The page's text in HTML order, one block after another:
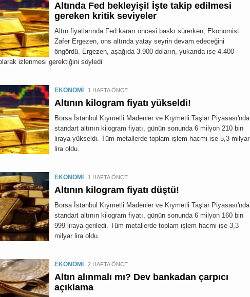
Altında Fed bekleyişi! İşte takip edilmesi
gereken kritik seviyeler
Altın fiyatlarında Fed kararı öncesi baskı sürerken, Ekonomist
Zafer Ergezen, ons altında yatay seyrin devam edeceğini
öngördü. Ergezen, aşağıda 3.900 doların, yukarıda ise 4.400
izlenmesi gerektiğini söyledi
EKONOMİ 1 HAFTA ÖNCE
Altının kilogram fiyatı yükseldi!
Borsa İstanbul Kıymetli Madenler ve Kıymetli Taşlar Piyasası'nda
standart altının kilogram fiyatı, günün sonunda 6 milyon 210 bin
liraya yükseldi. Tüm metallerde toplam işlem hacmi ise 5,3 milyar
lira oldu.
EKONOMİ 1 HAFTA ÖNCE
Altının kilogram fiyatı düştü!
Borsa İstanbul Kıymetli Madenler ve Kıymetli Taşlar Piyasası'nda
standart altının kilogram fiyatı, günün sonunda 6 milyon 160 bin
999 liraya geriledi. Tüm metallerde toplam işlem hacmi ise 3,3
milyar lira oldu.
EKONOMİ 2 HAFTA ÖNCE
Altın alınmalı mı? Dev bankadan çarpıcı
açıklama